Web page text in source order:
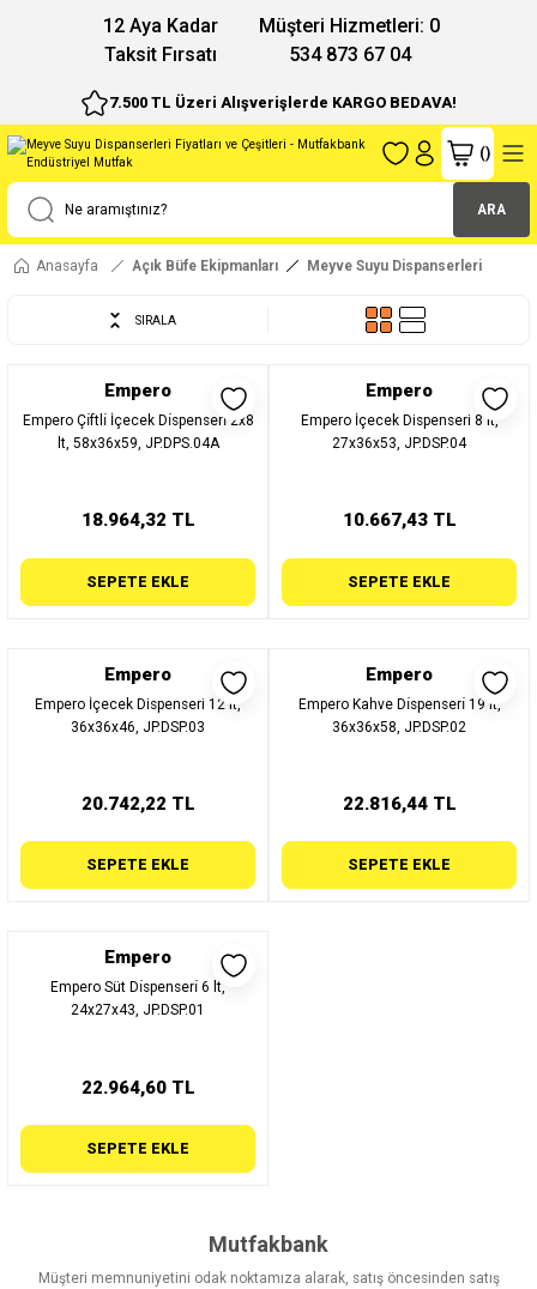
12 Aya Kadar
Taksit Fırsatı
Müşteri Hizmetleri: 0
534 873 67 04
7.500 TL Üzeri Alışverişlerde KARGO BEDAVA!
ARA
()
Anasayfa Açık Büfe Ekipmanları Meyve Suyu Dispanserleri
SIRALA
Empero
Empero Çı̇ftlı̇ İçecek Dı̇spenserı̇ 2x8
lt, 58x36x59, JP.DPS.04A
18.964,32 TL
SEPETE EKLE
Empero
Empero İçecek Dispenseri 8 lt,
27x36x53, JP.DSP.04
10.667,43 TL
SEPETE EKLE
Empero
Empero İçecek Dispenseri 12 lt,
36x36x46, JP.DSP.03
20.742,22 TL
SEPETE EKLE
Empero
Empero Kahve Dı̇spenserı̇ 19 lt,
36x36x58, JP.DSP.02
22.816,44 TL
SEPETE EKLE
Empero
Empero Süt Dı̇spenserı̇ 6 lt,
24x27x43, JP.DSP.01
22.964,60 TL
SEPETE EKLE
Mutfakbank
Müşteri memnuniyetini odak noktamıza alarak, satış öncesinden satış